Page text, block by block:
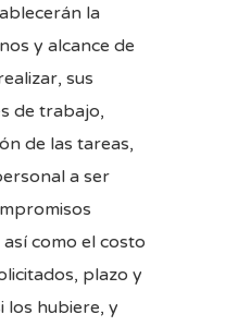
la
y alcance de
sus
de trabajo,
de las tareas,
a ser
como el costo
plazo y
los hubiere, y